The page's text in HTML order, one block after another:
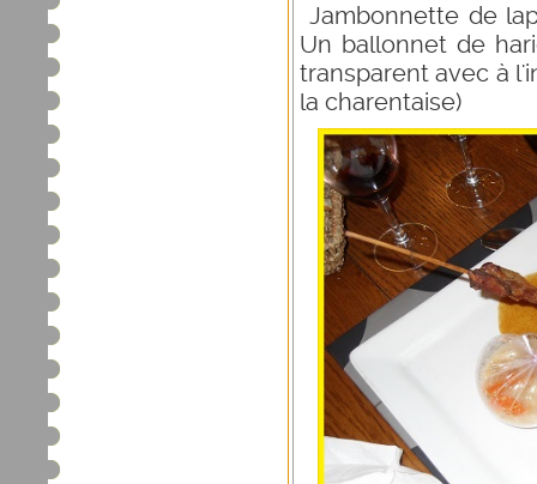
Jambonnette de
Un ballonnet de
transparent avec à
la charentaise)